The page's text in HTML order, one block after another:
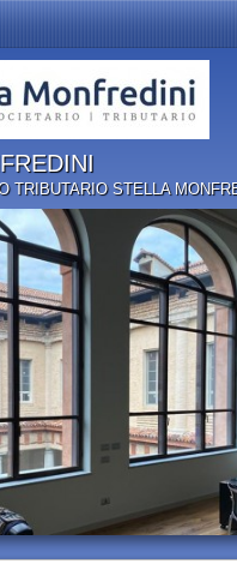
TRIBUTARIO STELLA